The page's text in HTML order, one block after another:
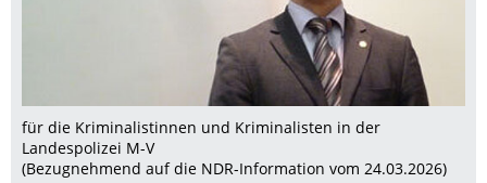
für die Kriminalistinnen und Kriminalisten in der
Landespolizei M-V
(Bezugnehmend auf die NDR-Information vom 24.03.2026)